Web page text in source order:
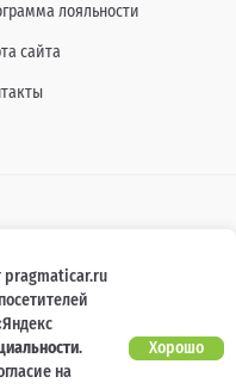
лояльности
сайта
комплектаций, цветовой
акциях, сроках и условиях
носит информационный
публичной офертой,
437 Гражданского кодекса
информации обращайтесь к
pragmaticar.ru
.
на
Хорошо